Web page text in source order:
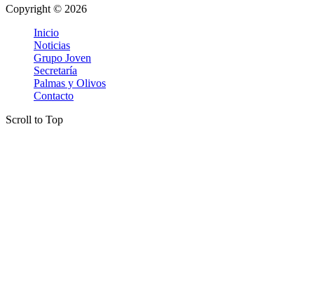
Copyright © 2026
Inicio
Noticias
Grupo Joven
Secretaría
Palmas y Olivos
Contacto
Scroll to Top